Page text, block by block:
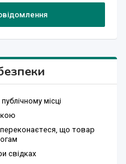
місці
що товар
свідках